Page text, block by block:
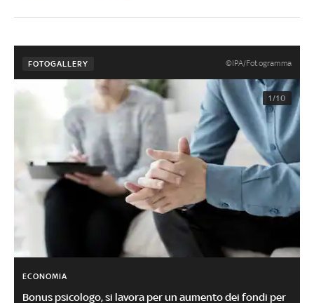
FOTOGALLERY ©IPA/Fotogramma
1/10
ECONOMIA
Bonus psicologo, si lavora per un aumento dei fondi per